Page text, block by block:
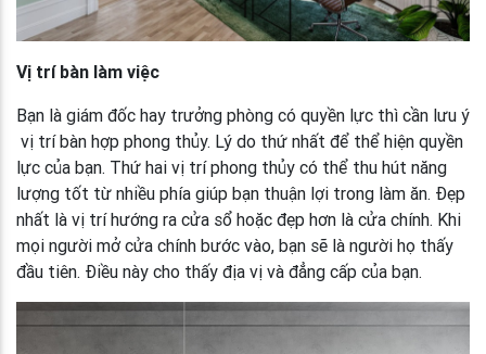
Vị trí bàn làm việc
Bạn là giám đốc hay trưởng phòng có quyền lực thì cần lưu ý
vị trí bàn hợp phong thủy. Lý do thứ nhất để thể hiện quyền
lực của bạn. Thứ hai vị trí phong thủy có thể thu hút năng
lượng tốt từ nhiều phía giúp bạn thuận lợi trong làm ăn. Đẹp
nhất là vị trí hướng ra cửa sổ hoặc đẹp hơn là cửa chính. Khi
mọi người mở cửa chính bước vào, bạn sẽ là người họ thấy
đầu tiên. Điều này cho thấy địa vị và đẳng cấp của bạn.